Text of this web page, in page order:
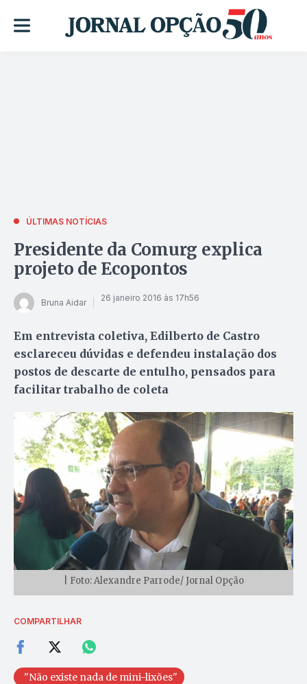
ÚLTIMAS NOTÍCIAS
Presidente da Comurg explica
projeto de Ecopontos
Bruna Aidar 26 janeiro 2016 às 17h56
Em entrevista coletiva, Edilberto de Castro
esclareceu dúvidas e defendeu instalação dos
postos de descarte de entulho, pensados para
facilitar trabalho de coleta
| Foto: Alexandre Parrode/ Jornal Opção
COMPARTILHAR
"Não existe nada de mini-lixões"